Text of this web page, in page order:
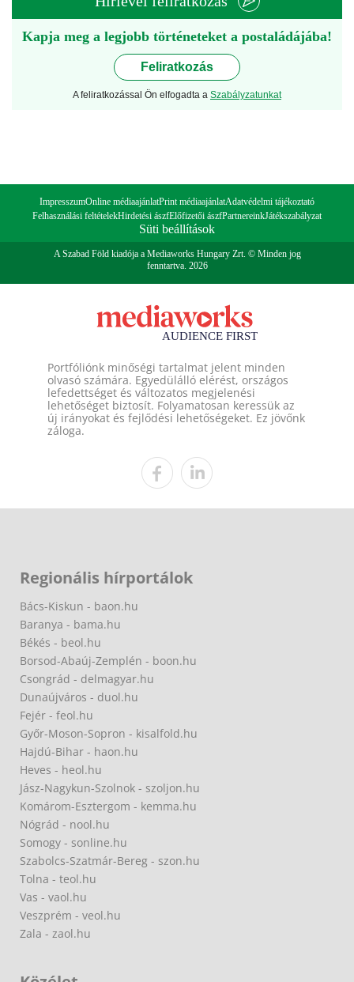
Kapja meg a legjobb történeteket a postaládájába!
Feliratkozás
A feliratkozással Ön elfogadta a Szabályzatunkat
ImpresszumOnline médiaajánlatPrint médiaajánlatAdatvédelmi tájékoztató
Felhasználási feltételekHirdetési ászfElőfizetői ászfPartnereinkJátékszabályzat
Süti beállítások
A Szabad Föld kiadója a Mediaworks Hungary Zrt. © Minden jog
fenntartva. 2026
Portfóliónk minőségi tartalmat jelent minden
olvasó számára. Egyedülálló elérést, országos
lefedettséget és változatos megjelenési
lehetőséget biztosít. Folyamatosan keressük az
új irányokat és fejlődési lehetőségeket. Ez jövőnk
záloga.
Regionális hírportálok
Bács-Kiskun - baon.hu
Baranya - bama.hu
Békés - beol.hu
Borsod-Abaúj-Zemplén - boon.hu
Csongrád - delmagyar.hu
Dunaújváros - duol.hu
Fejér - feol.hu
Győr-Moson-Sopron - kisalfold.hu
Hajdú-Bihar - haon.hu
Heves - heol.hu
Jász-Nagykun-Szolnok - szoljon.hu
Komárom-Esztergom - kemma.hu
Nógrád - nool.hu
Somogy - sonline.hu
Szabolcs-Szatmár-Bereg - szon.hu
Tolna - teol.hu
Vas - vaol.hu
Veszprém - veol.hu
Zala - zaol.hu